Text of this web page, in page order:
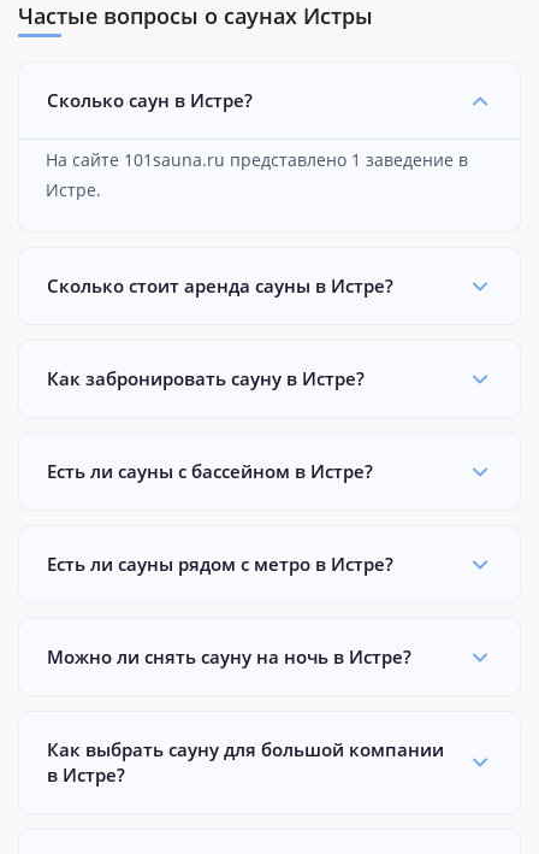
Частые вопросы о саунах Истры
Сколько саун в Истре?
На сайте 101sauna.ru представлено 1 заведение в
Истре.
Сколько стоит аренда сауны в Истре?
Как забронировать сауну в Истре?
Есть ли сауны с бассейном в Истре?
Есть ли сауны рядом с метро в Истре?
Можно ли снять сауну на ночь в Истре?
Как выбрать сауну для большой компании
в Истре?